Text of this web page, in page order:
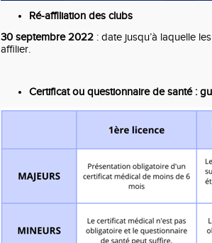
Ré-affiliation des clubs
30 septembre 2022 : date jusqu’à laquelle
affilier.
Certificat ou questionnaire de santé :